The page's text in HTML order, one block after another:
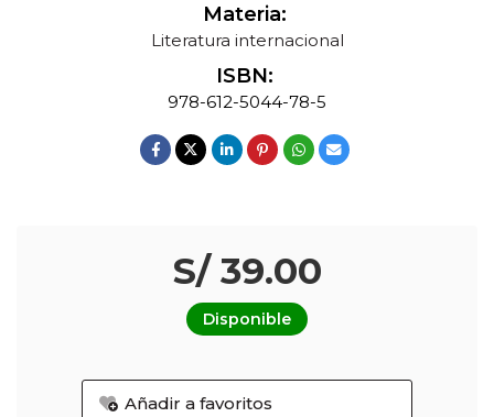
Materia:
Literatura internacional
ISBN:
978-612-5044-78-5
S/ 39.00
Disponible
Añadir a favoritos